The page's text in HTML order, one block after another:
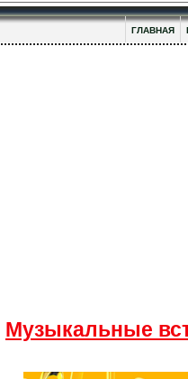
ГЛАВНАЯ
Музыкальные